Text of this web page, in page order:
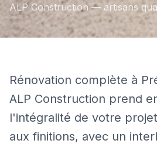
ALP Construction — artisans
Rénovation complète à
ALP Construction prend
l'intégralité de votre
aux finitions, avec un